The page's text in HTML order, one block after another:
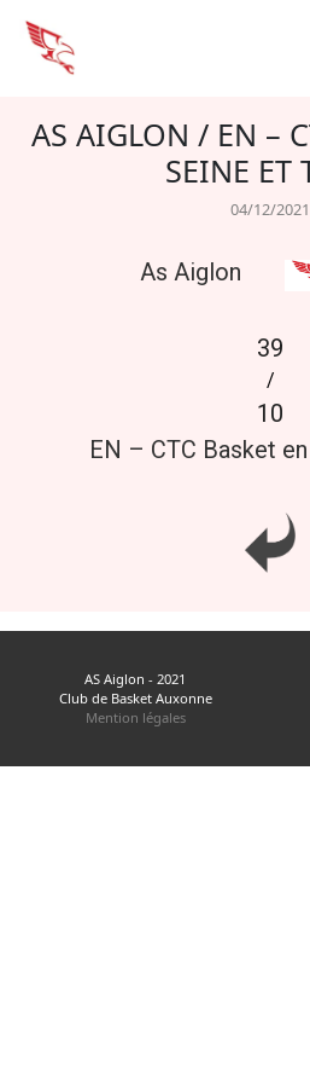
AS AIGLON / EN –
SEINE ET
04/12/2021
As Aiglon
39
/
10
EN – CTC Basket
AS Aiglon - 2021
Club de Basket Auxonne
Mention légales